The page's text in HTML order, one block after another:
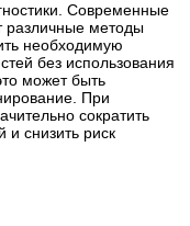
Современные
различные методы
необходимую
без использования
может быть
При
сократить
и снизить риск